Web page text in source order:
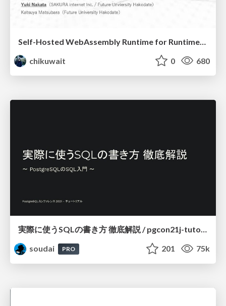
chikuwait
0 680
実際に使うSQLの書き方 徹底解説 / pgcon21j-tutorial
soudai
PRO 201 75k